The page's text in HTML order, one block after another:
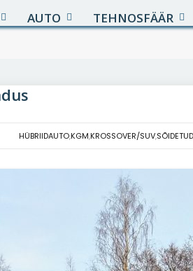
AUTO TEHNOSFÄÄR
HÜBRIIDAUTO,KGM,KROSSOVER/SUV,